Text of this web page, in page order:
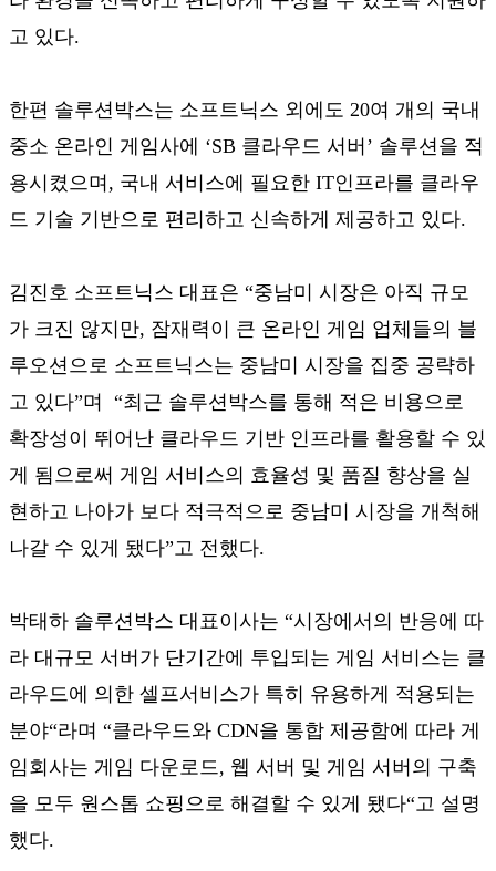
고 있다.
한편 솔루션박스는 소프트닉스 외에도 20여 개의 국내
중소 온라인 게임사에 ‘SB 클라우드 서버’ 솔루션을 적
용시켰으며, 국내 서비스에 필요한 IT인프라를 클라우
드 기술 기반으로 편리하고 신속하게 제공하고 있다.
김진호 소프트닉스 대표은 “중남미 시장은 아직 규모
가 크진 않지만, 잠재력이 큰 온라인 게임 업체들의 블
루오션으로 소프트닉스는 중남미 시장을 집중 공략하
고 있다”며 “최근 솔루션박스를 통해 적은 비용으로
확장성이 뛰어난 클라우드 기반 인프라를 활용할 수 있
게 됨으로써 게임 서비스의 효율성 및 품질 향상을 실
현하고 나아가 보다 적극적으로 중남미 시장을 개척해
나갈 수 있게 됐다”고 전했다.
박태하 솔루션박스 대표이사는 “시장에서의 반응에 따
라 대규모 서버가 단기간에 투입되는 게임 서비스는 클
라우드에 의한 셀프서비스가 특히 유용하게 적용되는
분야“라며 “클라우드와 CDN을 통합 제공함에 따라 게
임회사는 게임 다운로드, 웹 서버 및 게임 서버의 구축
을 모두 원스톱 쇼핑으로 해결할 수 있게 됐다“고 설명
했다.